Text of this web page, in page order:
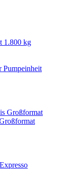
1.800 kg
Pumpeinheit